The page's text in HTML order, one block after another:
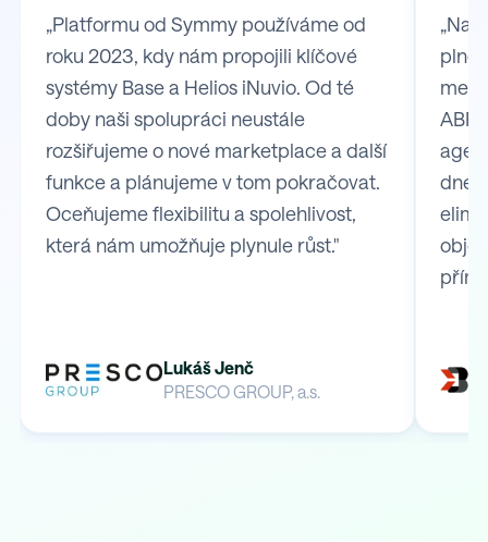
„Platformu od Symmy používáme od
roku 2023, kdy nám propojili klíčové
systémy Base a Helios iNuvio. Od té
doby naši spolupráci neustále
rozšiřujeme o nové marketplace a další
funkce a plánujeme v tom pokračovat.
Oceňujeme flexibilitu a spolehlivost,
která nám umožňuje plynule růst."
Lukáš Jenč
PRESCO GROUP, a.s.
„Na
plně
mezi
dnes